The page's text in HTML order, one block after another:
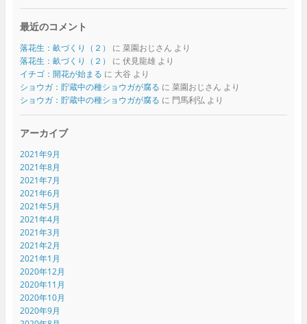
最近のコメント
落花生：畝づくり（２） に 菜園おじさん より
落花生：畝づくり（２）
に 伏見龍雄より
イチゴ：開花が始まる に 大谷 より
ショウガ：貯蔵中の種ショウガが腐る に 菜園おじさん より
ショウガ：貯蔵中の種ショウガが腐る に 門馬利弘 より
アーカイブ
2021年9月
2021年8月
2021年7月
2021年6月
2021年5月
2021年4月
2021年3月
2021年2月
2021年1月
2020年12月
2020年11月
2020年10月
2020年9月